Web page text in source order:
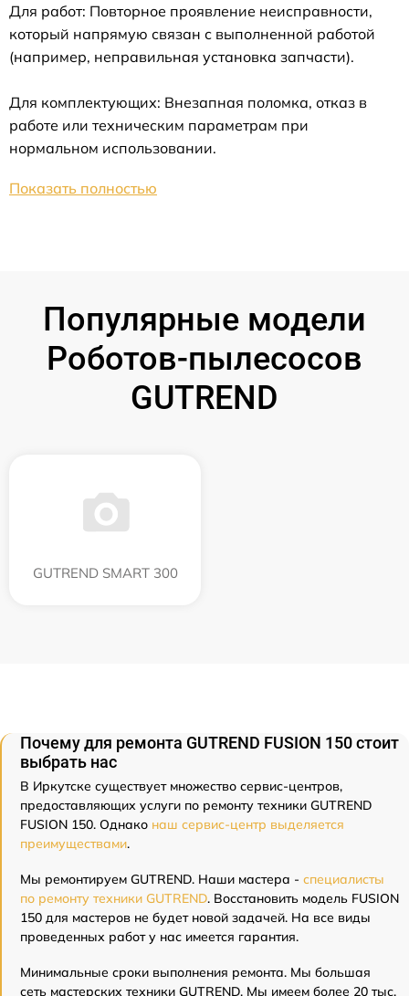
Для работ: Повторное проявление неисправности,
который напрямую связан с выполненной работой
(например, неправильная установка запчасти).
Для комплектующих: Внезапная поломка, отказ в
работе или техническим параметрам при
нормальном использовании.
Показать полностью
Популярные модели
Роботов-пылесосов
GUTREND
GUTREND SMART 300
Почему для ремонта GUTREND FUSION 150 стоит
выбрать нас
В Иркутске существует множество сервис-центров,
предоставляющих услуги по ремонту техники GUTREND
FUSION 150. Однако наш сервис-центр выделяется
преимуществами.
Мы ремонтируем GUTREND. Наши мастера - специалисты
по ремонту техники GUTREND. Восстановить модель FUSION
150 для мастеров не будет новой задачей. На все виды
проведенных работ у нас имеется гарантия.
Минимальные сроки выполнения ремонта. Мы большая
сеть мастерских техники GUTREND. Мы имеем более 20 тыс.